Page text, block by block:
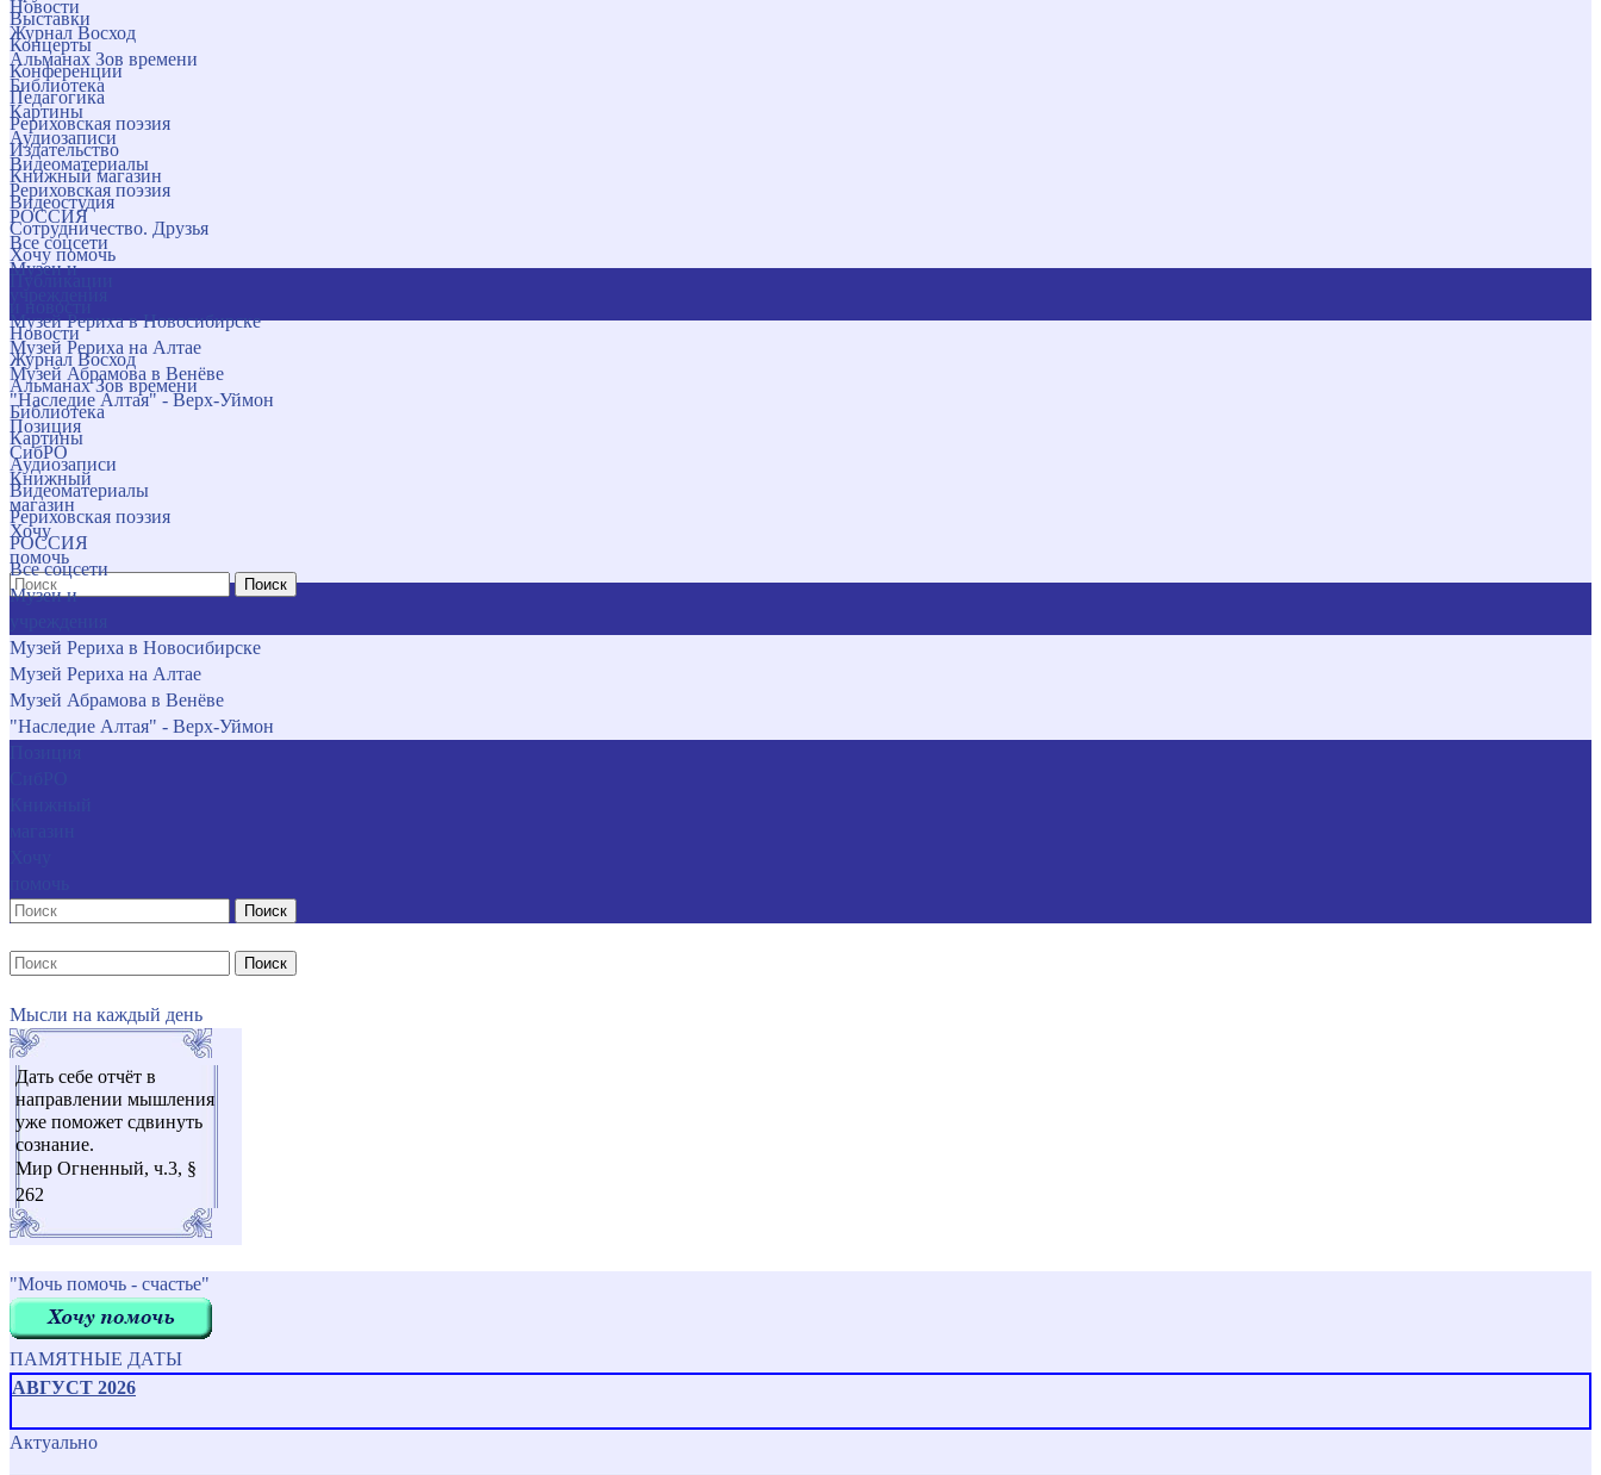
Новости
Журнал Восход
Альманах Зов времени
Библиотека
Картины
Аудиозаписи
Видеоматериалы
Рериховская поэзия
РОССИЯ
Все соцсети
Музеи и
Музей Рериха в Новосибирске
Музей Рериха на Алтае
Музей Абрамова в Венёве
"Наследие Алтая" - Верх-Уймон
Позиция
СибРО
Книжный
магазин
Хочу
помочь
Поиск
Выставки
Концерты
Конференции
Педагогика
Рериховская поэзия
Издательство
Книжный магазин
Видеостудия
Сотрудничество. Друзья
Хочу помочь
Новости
Журнал Восход
Альманах Зов времени
Библиотека
Картины
Аудиозаписи
Видеоматериалы
Рериховская поэзия
РОССИЯ
Все соцсети
Музеи и
Музей Рериха в Новосибирске
Музей Рериха на Алтае
Музей Абрамова в Венёве
"Наследие Алтая" - Верх-Уймон
Поиск
Поиск
Мысли на каждый день
Дать себе отчёт в
направлении мышления
уже поможет сдвинуть
сознание.
Мир Огненный, ч.3, §
262
"Мочь помочь - счастье"
ПАМЯТНЫЕ ДАТЫ
АВГУСТ 2026
Актуально